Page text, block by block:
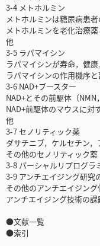
3-4 メトホルミン
メトホルミンは糖尿病患
メトホルミンを老化治療
他
3-5 ラパマイシン
ラパマイシンが寿命，健
ラパマイシンの作用機序
3-6 NAD+ブースター
NAD+とその前駆体（NMN
NAD+前駆体のマウスに対
他
3-7 セノリティック薬
ダサチニブ，ケルセチン，
その他のセノリティック薬
3-8 パーシャルリプログラ
3-9 アンチエイジング研究
その他のアンチエイジン
アンチエイジング技術の課
●文献一覧
●索引